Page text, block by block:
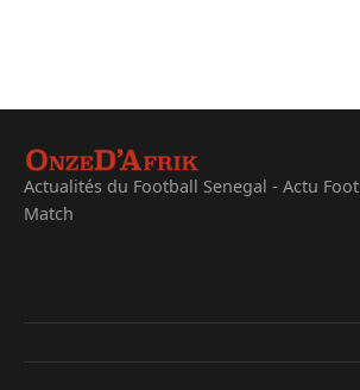
Actualités du Football Senegal - Actu Foot
Match